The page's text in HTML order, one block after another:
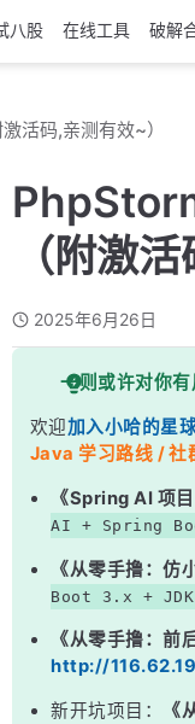
八股 在线工具 破解
活码,亲测有效~）
（附激
2025年6月26日
一则或许对你
欢迎加入小哈的星
Java 学习路线 / 社
《Spring AI 项
AI + Spring
《从零手撸：仿
Boot 3.x +
《从零手撸：前
http://
新开坑项目： 《